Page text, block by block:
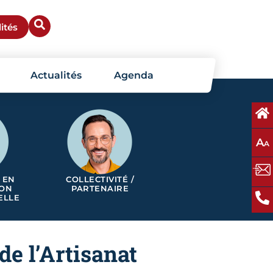
Actualités Agenda
AA
COLLECTIVITÉ /
PARTENAIRE
l’Artisanat